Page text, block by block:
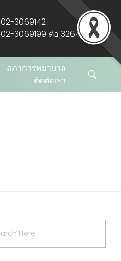
02-3069142
02-3069199 ต่อ 3264 ,3265
สภาการพยาบาล
ติดต่อเรา